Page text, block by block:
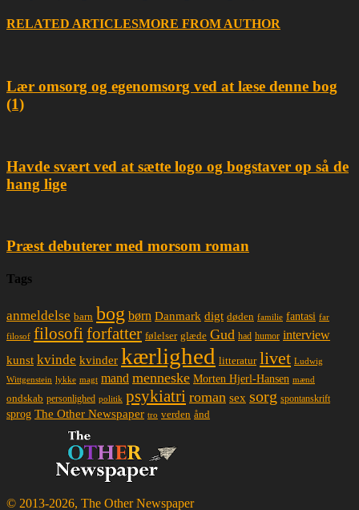
RELATED ARTICLESMORE FROM AUTHOR
Lær omsorg og egenomsorg ved at læse denne bog
(1)
Havde svært ved at sætte logo og bogstaver op så de
hang lige
Præst debuterer med morsom roman
Tags
anmeldelse barn bog børn Danmark digt døden familie fantasi far
filosof filosofiforfatter følelser glæde Gud had humor interview
kunst kvinde kvinder kærlighed litteratur livet Ludwig
Wittgenstein lykke magt mand menneske Morten Hjerl-Hansen mænd
ondskab personlighed politik psykiatri roman sex sorg spontanskrift
sprog The Other Newspaper tro verden ånd
© 2013-2026, The Other Newspaper